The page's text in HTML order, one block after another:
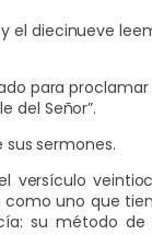
el diecinueve
para
del Señor”.
sermones.
versículo
como uno que
su método de